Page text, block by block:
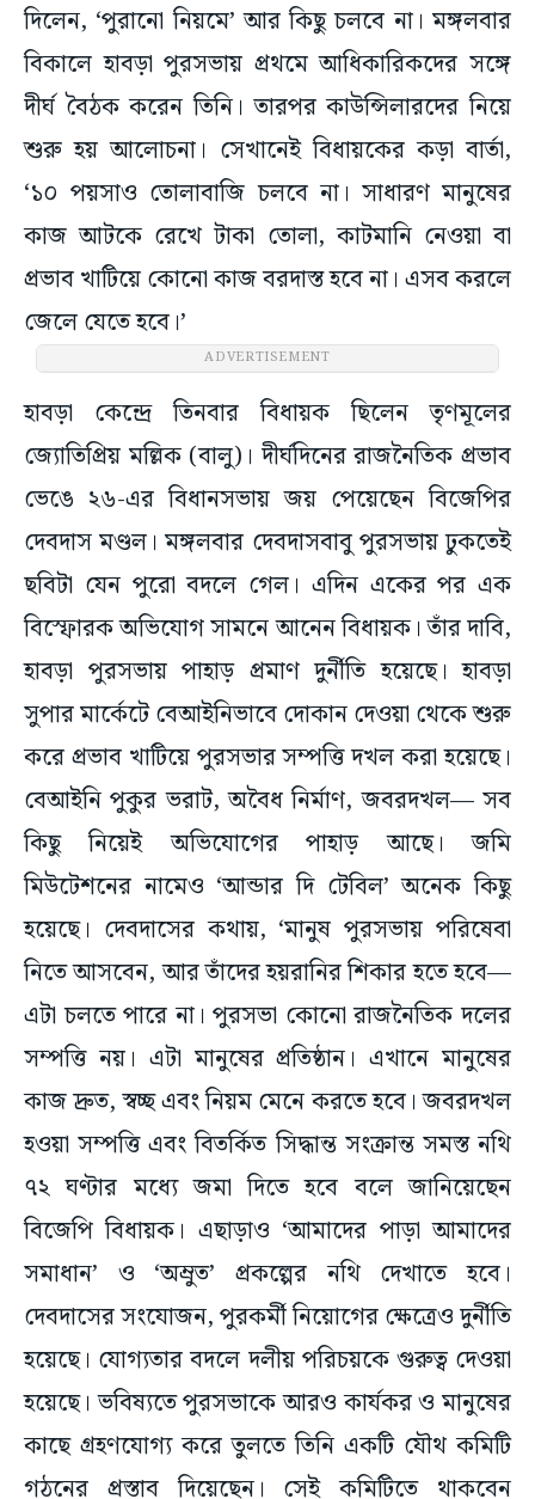
দিলেন, ‘পুরানো নিয়মে’ আর কিছু চলবে না। মঙ্গলবার
বিকালে হাবড়া পুরসভায় প্রথমে আধিকারিকদের সঙ্গে
দীর্ঘ বৈঠক করেন তিনি। তারপর কাউন্সিলারদের নিয়ে
শুরু হয় আলোচনা। সেখানেই বিধায়কের কড়া বার্তা,
‘১০ পয়সাও তোলাবাজি চলবে না। সাধারণ মানুষের
কাজ আটকে রেখে টাকা তোলা, কাটমানি নেওয়া বা
প্রভাব খাটিয়ে কোনো কাজ বরদাস্ত হবে না। এসব করলে
জেলে যেতে হবে।’
ADVERTISEMENT
হাবড়া কেন্দ্রে তিনবার বিধায়ক ছিলেন তৃণমূলের
জ্যোতিপ্রিয় মল্লিক (বালু)। দীর্ঘদিনের রাজনৈতিক প্রভাব
ভেঙে ২৬-এর বিধানসভায় জয় পেয়েছেন বিজেপির
দেবদাস মণ্ডল। মঙ্গলবার দেবদাসবাবু পুরসভায় ঢুকতেই
ছবিটা যেন পুরো বদলে গেল। এদিন একের পর এক
বিস্ফোরক অভিযোগ সামনে আনেন বিধায়ক। তাঁর দাবি,
হাবড়া পুরসভায় পাহাড় প্রমাণ দুর্নীতি হয়েছে। হাবড়া
সুপার মার্কেটে বেআইনিভাবে দোকান দেওয়া থেকে শুরু
করে প্রভাব খাটিয়ে পুরসভার সম্পত্তি দখল করা হয়েছে।
বেআইনি পুকুর ভরাট, অবৈধ নির্মাণ, জবরদখল— সব
কিছু নিয়েই অভিযোগের পাহাড় আছে। জমি
মিউটেশনের নামেও ‘আন্ডার দি টেবিল’ অনেক কিছু
হয়েছে। দেবদাসের কথায়, ‘মানুষ পুরসভায় পরিষেবা
নিতে আসবেন, আর তাঁদের হয়রানির শিকার হতে হবে—
এটা চলতে পারে না। পুরসভা কোনো রাজনৈতিক দলের
সম্পত্তি নয়। এটা মানুষের প্রতিষ্ঠান। এখানে মানুষের
কাজ দ্রুত, স্বচ্ছ এবং নিয়ম মেনে করতে হবে। জবরদখল
হওয়া সম্পত্তি এবং বিতর্কিত সিদ্ধান্ত সংক্রান্ত সমস্ত নথি
৭২ ঘণ্টার মধ্যে জমা দিতে হবে বলে জানিয়েছেন
বিজেপি বিধায়ক। এছাড়াও ‘আমাদের পাড়া আমাদের
সমাধান’ ও ‘অম্রুত’ প্রকল্পের নথি দেখাতে হবে।
দেবদাসের সংযোজন, পুরকর্মী নিয়োগের ক্ষেত্রেও দুর্নীতি
হয়েছে। যোগ্যতার বদলে দলীয় পরিচয়কে গুরুত্ব দেওয়া
হয়েছে। ভবিষ্যতে পুরসভাকে আরও কার্যকর ও মানুষের
কাছে গ্রহণযোগ্য করে তুলতে তিনি একটি যৌথ কমিটি
গঠনের প্রস্তাব দিয়েছেন। সেই কমিটিতে থাকবেন